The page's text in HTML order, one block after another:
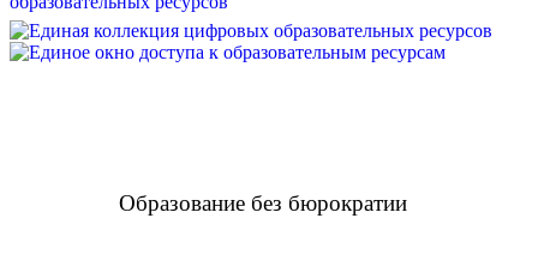
Образование без бюрократии